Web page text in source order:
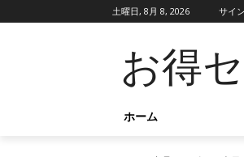
土曜日, 8月 8, 2026 サイ
お得
ホーム